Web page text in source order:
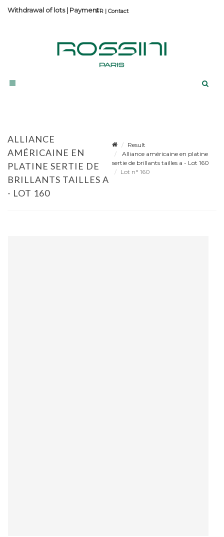
Contact
Withdrawal of lots| Payment
ALLIANCE
AMÉRICAINE EN
PLATINE SERTIE DE
BRILLANTS TAILLES A
- LOT 160
Result
Alliance américaine en platine
sertie de brillants tailles a - Lot 160
Lot n° 160